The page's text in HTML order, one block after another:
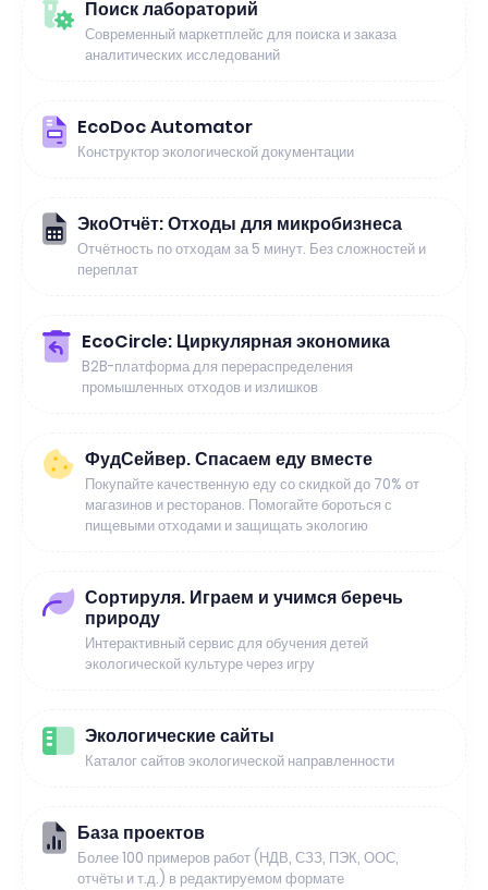
Поиск лабораторий
Современный маркетплейс для поиска и заказа
аналитических исследований
EcoDoc Automator
Конструктор экологической документации
ЭкоОтчёт: Отходы для микробизнеса
Отчётность по отходам за 5 минут. Без сложностей и
переплат
EcoCircle: Циркулярная экономика
B2B-платформа для перераспределения
промышленных отходов и излишков
ФудСейвер. Спасаем еду вместе
Покупайте качественную еду со скидкой до 70% от
магазинов и ресторанов. Помогайте бороться с
пищевыми отходами и защищать экологию
Сортируля. Играем и учимся беречь
природу
Интерактивный сервис для обучения детей
экологической культуре через игру
Экологические сайты
Каталог сайтов экологической направленности
База проектов
Более 100 примеров работ (НДВ, СЗЗ, ПЭК, ООС,
отчёты и т.д.) в редактируемом формате